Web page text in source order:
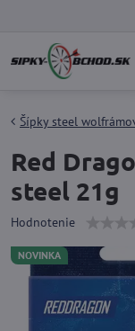
NOVINKA
Šípky steel
Red
steel 21g
Hodnotenie